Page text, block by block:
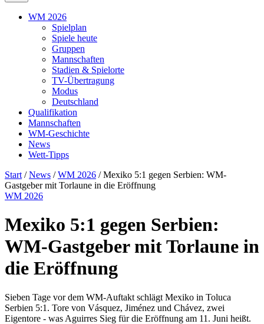
WM 2026
Spielplan
Spiele heute
Gruppen
Mannschaften
Stadien & Spielorte
TV-Übertragung
Modus
Deutschland
Qualifikation
Mannschaften
WM-Geschichte
News
Wett-Tipps
Start /News /WM 2026 /Mexiko 5:1 gegen Serbien: WM-
Gastgeber mit Torlaune in die Eröffnung
WM 2026
Mexiko 5:1 gegen Serbien:
WM-Gastgeber mit Torlaune in
die Eröffnung
Sieben Tage vor dem WM-Auftakt schlägt Mexiko in Toluca
Serbien 5:1. Tore von Vásquez, Jiménez und Chávez, zwei
Eigentore - was Aguirres Sieg für die Eröffnung am 11. Juni heißt.